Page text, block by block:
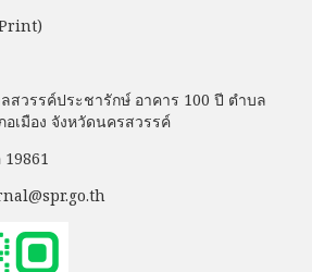
สวรรค์ประชารักษ์ อาคาร 100 ปี ตำบล
เมือง จังหวัดนครสวรรค์